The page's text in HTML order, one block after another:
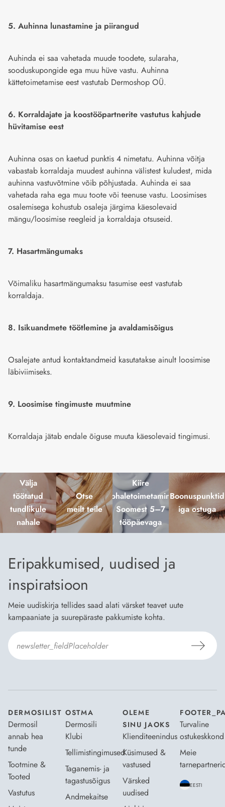
5. Auhinna lunastamine ja piirangud
Auhinda ei saa vahetada muude toodete, sularaha,
sooduskupongide ega muu hüve vastu. Auhinna
kättetoimetamise eest vastutab Dermoshop OÜ.
6. Korraldajate ja koostööpartnerite vastutus kahjude
hüvitamise eest
Auhinna osas on kaetud punktis 4 nimetatu. Auhinna võitja
vabastab korraldaja muudest auhinna välistest kuludest, mida
auhinna vastuvõtmine võib põhjustada. Auhinda ei saa
vahetada raha ega muu toote või teenuse vastu. Loosimises
osalemisega kohustub osaleja järgima käesolevaid
mängu/loosimise reegleid ja korraldaja otsuseid.
7. Hasartmängumaks
Võimaliku hasartmängumaksu tasumise eest vastutab
korraldaja.
8. Isikuandmete töötlemine ja avaldamisõigus
Osalejate antud kontaktandmeid kasutatakse ainult loosimise
läbiviimiseks.
9. Loosimise tingimuste muutmine
Korraldaja jätab endale õiguse muuta käesolevaid tingimusi.
Välja
töötatud
tundlikule
nahale
Otse
meilt teile
Kiire
kohaletoimetamine
Soomest 5–7
tööpäevaga
Boonuspunktid
iga ostuga
Eripakkumised, uudised ja
inspiratsioon
Meie uudiskirja tellides saad alati värsket teavet uute
kampaaniate ja suurepäraste pakkumiste kohta.
DERMOSILIST
Dermosil
annab hea
tunde
Tootmine &
Tooted
Vastutus
OSTMA
Dermosili
Klubi
Tellimistingimused
Taganemis- ja
tagastusõigus
Andmekaitse
OLEME
SINU JAOKS
Klienditeenindus
Küsimused &
vastused
Värsked
uudised
Turvaline
ostukeskkond
Meie
EESTI